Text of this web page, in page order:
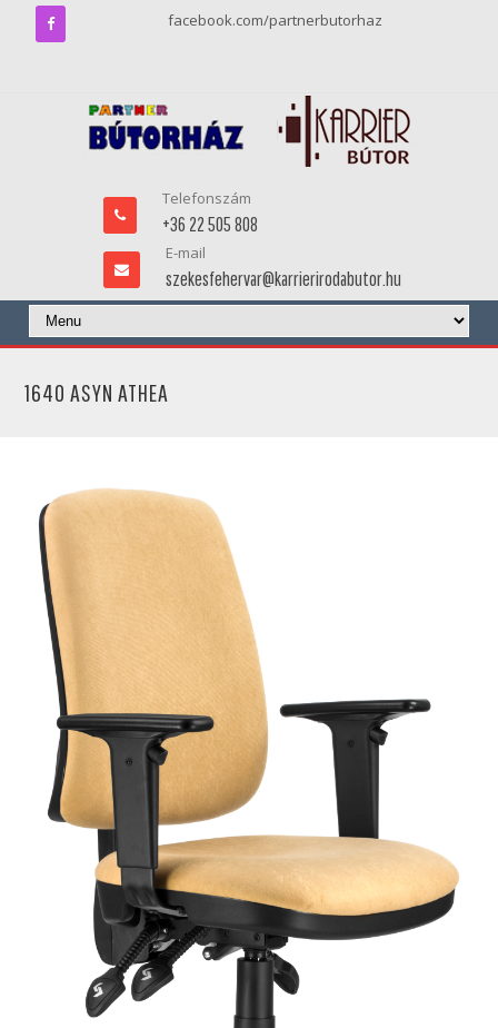
facebook.com/partnerbutorhaz
Telefonszám
+36 22 505 808
E-mail
szekesfehervar@karrierirodabutor.hu
1640 ASYN ATHEA